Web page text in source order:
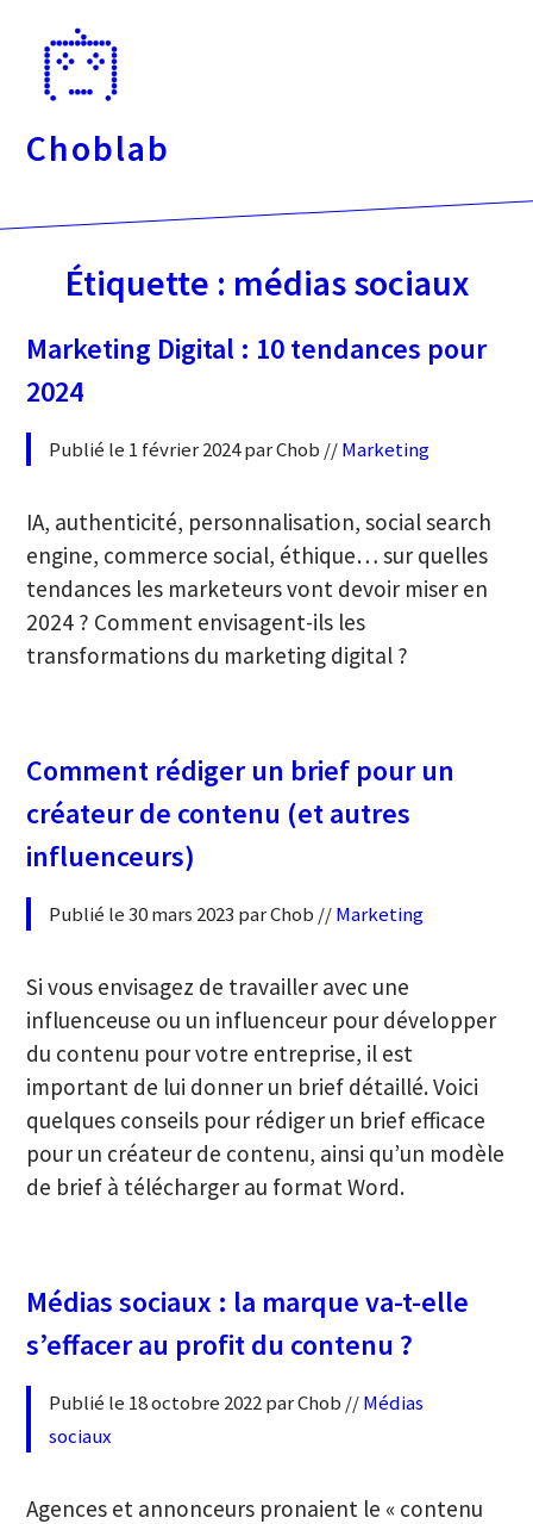
directement
Choblab
Étiquette : médias sociaux
Marketing Digital : 10 tendances pour
2024
Publié le 1 février 2024 par Chob //Marketing
IA, authenticité, personnalisation, social search
engine, commerce social, éthique… sur quelles
tendances les marketeurs vont devoir miser en
2024 ? Comment envisagent-ils les
transformations du marketing digital ?
Comment rédiger un brief pour un
créateur de contenu (et autres
influenceurs)
Publié le 30 mars 2023 par Chob //Marketing
Si vous envisagez de travailler avec une
influenceuse ou un influenceur pour développer
du contenu pour votre entreprise, il est
important de lui donner un brief détaillé. Voici
quelques conseils pour rédiger un brief efficace
pour un créateur de contenu, ainsi qu’un modèle
de brief à télécharger au format Word.
Médias sociaux : la marque va-t-elle
s’effacer au profit du contenu ?
Publié le 18 octobre 2022 par Chob //Médias
sociaux
Agences et annonceurs pronaient le « contenu